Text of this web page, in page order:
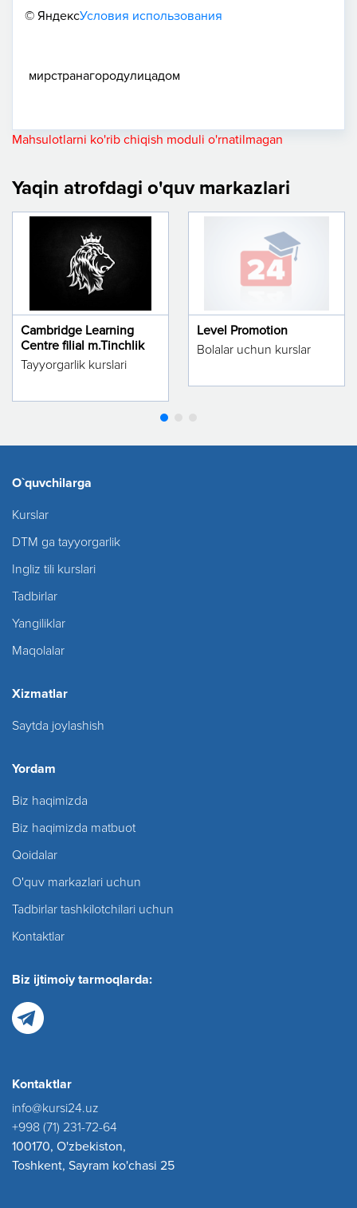
© ЯндексУсловия использования
мирстранагородулицадом
Mahsulotlarni ko'rib chiqish moduli o'rnatilmagan
Yaqin atrofdagi o'quv markazlari
Cambridge Learning
Centre filial m.Tinchlik
Tayyorgarlik kurslari
Level Promotion
Bolalar uchun kurslar
O`quvchilarga
Kurslar
DTM ga tayyorgarlik
Ingliz tili kurslari
Tadbirlar
Yangiliklar
Maqolalar
Xizmatlar
Saytda joylashish
Yordam
Biz haqimizda
Biz haqimizda matbuot
Qoidalar
O'quv markazlari uchun
Tadbirlar tashkilotchilari uchun
Kontaktlar
Biz ijtimoiy tarmoqlarda:
Kontaktlar
info@kursi24.uz
+998 (71) 231-72-64
100170, O'zbekiston,
Toshkent, Sayram ko'chasi 25